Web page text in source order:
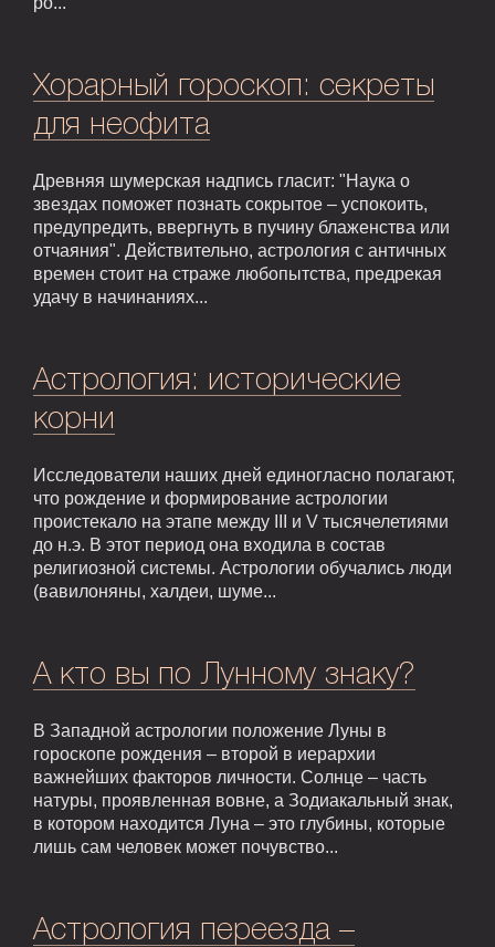
Хорарный гороскоп: секреты
для неофита
Древняя шумерская надпись гласит: "Наука о
звездах поможет познать сокрытое – успокоить,
предупредить, ввергнуть в пучину блаженства или
отчаяния". Действительно, астрология с античных
времен стоит на страже любопытства, предрекая
удачу в начинаниях...
Астрология: исторические
корни
Исследователи наших дней единогласно полагают,
что рождение и формирование астрологии
проистекало на этапе между III и V тысячелетиями
до н.э. В этот период она входила в состав
религиозной системы. Астрологии обучались люди
(вавилоняны, халдеи, шуме...
А кто вы по Лунному знаку?
В Западной астрологии положение Луны в
гороскопе рождения – второй в иерархии
важнейших факторов личности. Солнце – часть
натуры, проявленная вовне, а Зодиакальный знак,
в котором находится Луна – это глубины, которые
лишь сам человек может почувство...
Астрология переезда –